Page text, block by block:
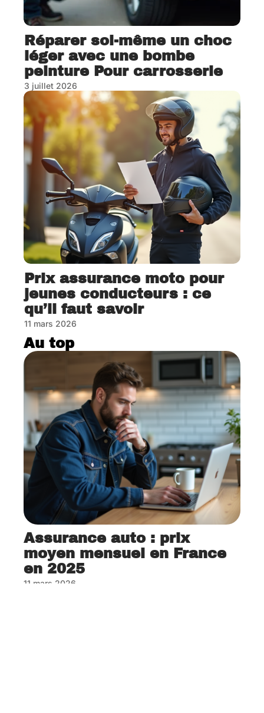
Réparer soi-même un choc
léger avec une bombe
peinture Pour carrosserie
3 juillet 2026
Prix assurance moto pour
jeunes conducteurs : ce
qu’il faut savoir
11 mars 2026
Au top
Assurance auto : prix
moyen mensuel en France
en 2025
11 mars 2026